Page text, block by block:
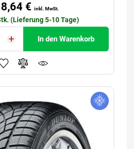
€ inkl. MwSt.
(Lieferung 5-10 Tage)
In den Warenkorb